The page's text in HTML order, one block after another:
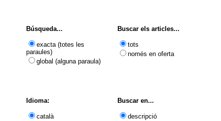
Búsqueda...
exacta (totes les
paraules)
global (alguna paraula)
Buscar els articles...
tots
només en oferta
Idioma:
català
Buscar en...
descripció